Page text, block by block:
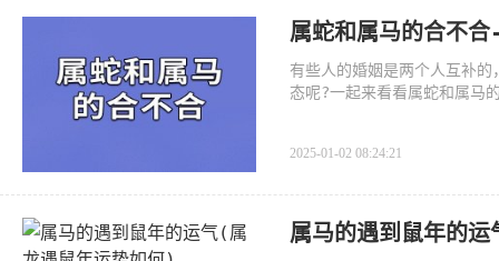
属蛇和属马的合不
有些人的婚姻是两个人互补
态呢?一起来看看属蛇和属马
2025-01-02 08:24:21
属马的遇到鼠年的